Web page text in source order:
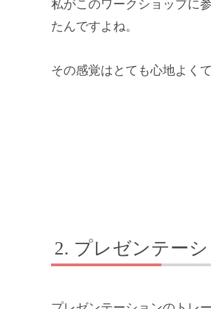
私がこのワークショップに
たんですよね。
その感覚はとても心地よく
プレゼンテー